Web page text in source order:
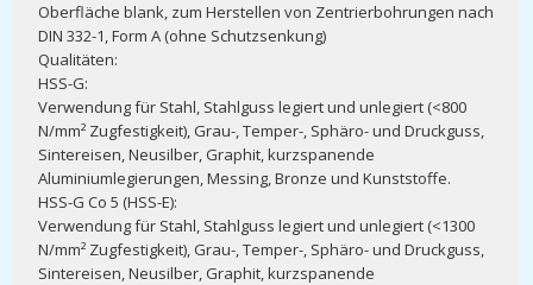
Oberfläche blank, zum Herstellen von Zentrierbohrungen nach
DIN 332-1, Form A (ohne Schutzsenkung)
Qualitäten:
HSS-G:
Verwendung für Stahl, Stahlguss legiert und unlegiert (<800
N/mm² Zugfestigkeit), Grau-, Temper-, Sphäro- und Druckguss,
Sintereisen, Neusilber, Graphit, kurzspanende
Aluminiumlegierungen, Messing, Bronze und Kunststoffe.
HSS-G Co 5 (HSS-E):
Verwendung für Stahl, Stahlguss legiert und unlegiert (<1300
N/mm² Zugfestigkeit), Grau-, Temper-, Sphäro- und Druckguss,
Sintereisen, Neusilber, Graphit, kurzspanende